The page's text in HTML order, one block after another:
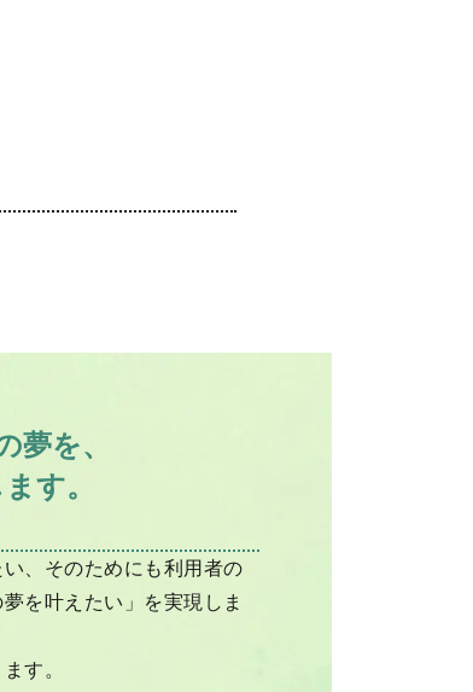
夢を、
す。
、そのためにも利用者の
を叶えたい」を実現しま
す。